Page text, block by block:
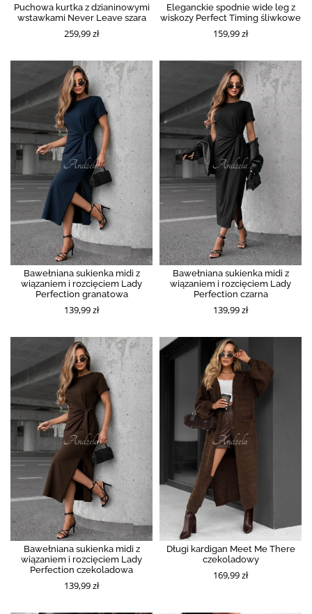
Puchowa kurtka z dzianinowymi
wstawkami Never Leave szara
259,99 zł
Eleganckie spodnie wide leg z
wiskozy Perfect Timing śliwkowe
159,99 zł
Bawełniana sukienka midi z
wiązaniem i rozcięciem Lady
Perfection granatowa
139,99 zł
Bawełniana sukienka midi z
wiązaniem i rozcięciem Lady
Perfection czarna
139,99 zł
Bawełniana sukienka midi z
wiązaniem i rozcięciem Lady
Perfection czekoladowa
139,99 zł
Długi kardigan Meet Me There
czekoladowy
169,99 zł